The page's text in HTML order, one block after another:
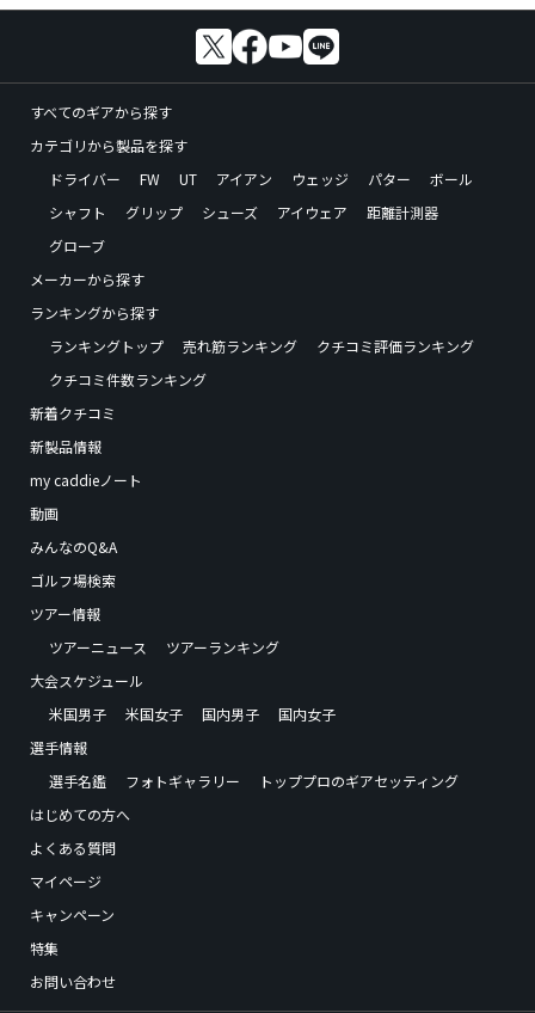
すべてのギアから探す
カテゴリから製品を探す
ドライバー
FW UT アイアン ウェッジ パター
ボール
シャフト
グリップ シューズ アイウェア
距離計測器
グローブ
メーカーから探す
ランキングから探す
ランキングトップ
売れ筋ランキング
クチコミ評価ランキング
クチコミ件数ランキング
新着クチコミ
新製品情報
my caddieノート
動画
みんなのQ&A
ゴルフ場検索
ツアー情報
ツアーニュース
ツアーランキング
大会スケジュール
米国男子
米国女子 国内男子
国内女子
選手情報
選手名鑑
フォトギャラリー
トッププロのギアセッティング
はじめての方へ
よくある質問
マイページ
キャンペーン
特集
お問い合わせ